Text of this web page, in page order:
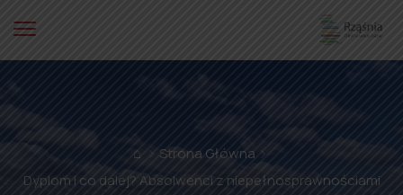
⌂
Strona Główna
Dyplom i co dalej? Absolwenci z niepełnosprawnościami